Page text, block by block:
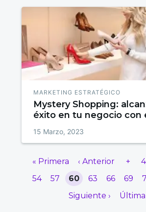
MARKETING ESTRATÉGICO
Mystery Shopping:
éxito en tu negocio con
15 Marzo, 2023
« Primera ‹ Anterior +
54
57 60 63 66 69
Siguiente ›
Última